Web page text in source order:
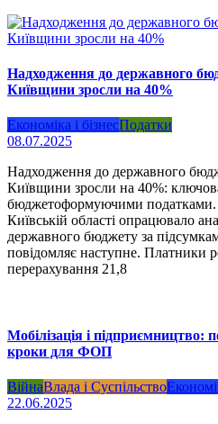
Надходження до державного
Київщини зросли на 40%
Економіка і бізнесПодатки
08.07.2025
Надходження до державного
Київщини зросли на 40%:
бюджетоформуючими
Київській області опрацювало
державного бюджету за
повідомляє наступне. Платники
перерахування 21,8
Мобілізація і підприємництво:
кроки для ФОП
ВійнаВлада і Суспільство
22.06.2025